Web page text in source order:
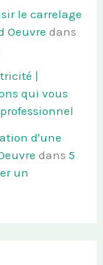
le carrelage
Oeuvre dans
|
qui vous
d'une
dans5
un